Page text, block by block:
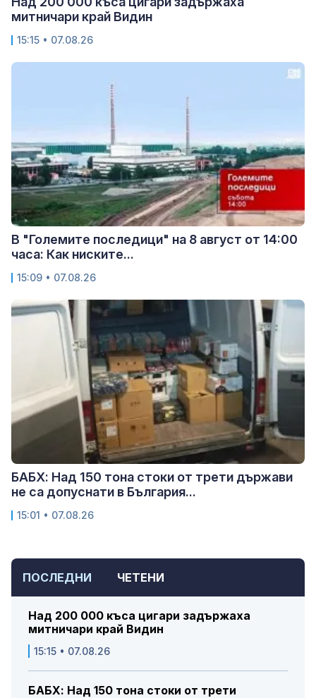
ПОСЛЕДНИ ЧЕТЕНИ
Над 200 000 къса цигари задържаха
митничари край Видин
15:15 • 07.08.26
БАБХ: Над 150 тона стоки от трети
митничари край Видин
15:15 • 07.08.26
В "Големите последици" на 8 август от 14:00
часа: Как ниските...
15:09 • 07.08.26
БАБХ: Над 150 тона стоки от трети държави
не са допуснати в България...
15:01 • 07.08.26